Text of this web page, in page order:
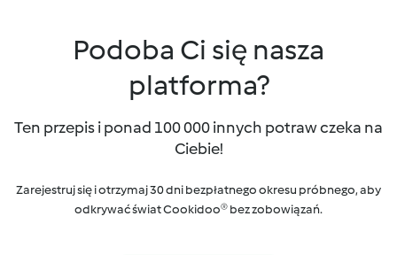
Podoba Ci się nasza
platforma?
Ten przepis i ponad 100 000 innych potraw czeka na
Ciebie!
Zarejestruj się i otrzymaj 30 dni bezpłatnego okresu próbnego, aby
odkrywać świat Cookidoo® bez zobowiązań.